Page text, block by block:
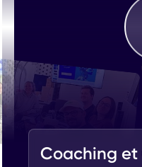
Coaching et